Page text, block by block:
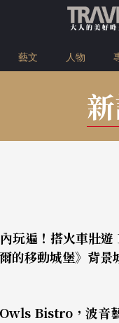
藝文 人物
玩遍！搭火車壯
爾的移動城堡》背景
Bistro，波音